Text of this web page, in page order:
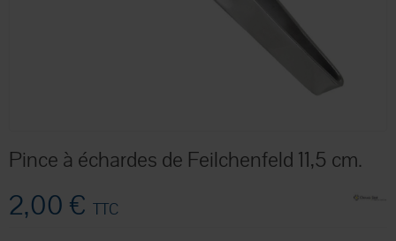
Pince à échardes de Feilchenfeld 11,5 cm.
2,00 € TTC